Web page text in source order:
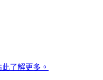
了解更多。